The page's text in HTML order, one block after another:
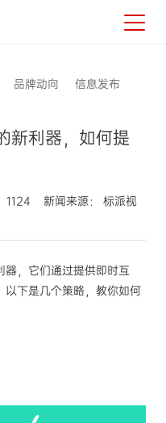
品牌动向 信息发布
新利器，如何提
新闻来源： 标派视
，它们通过提供即时互
以下是几个策略，教你如何